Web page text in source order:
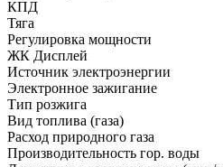
КПД
Тяга
Регулировка мощности
ЖК Дисплей
Источник электроэнергии
Электронное зажигание
Тип розжига
Вид топлива (газа)
Расход природного газа
Производительность гор. воды